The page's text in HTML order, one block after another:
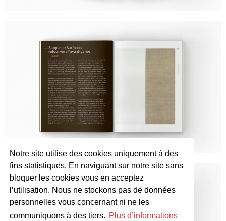
Notre site utilise des cookies uniquement à des
fins statistiques. En naviguant sur notre site sans
bloquer les cookies vous en acceptez
l’utilisation. Nous ne stockons pas de données
personnelles vous concernant ni ne les
communiquons à des tiers. Plus d’informations